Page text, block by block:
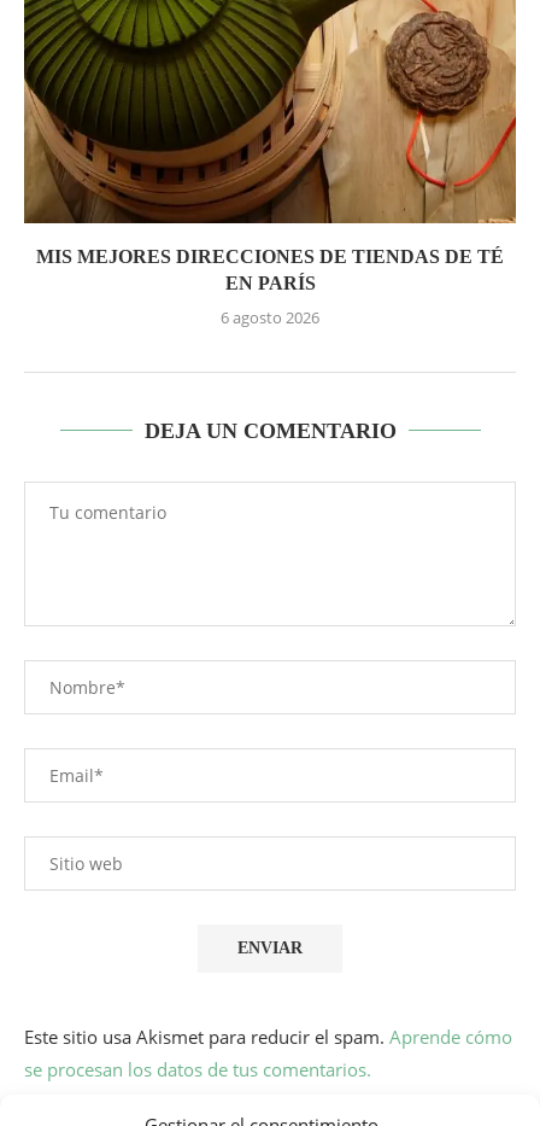
MIS MEJORES DIRECCIONES DE TIENDAS DE TÉ
EN PARÍS
6 agosto 2026
DEJA UN COMENTARIO
Este sitio usa Akismet para reducir el spam. Aprende cómo
se procesan los datos de tus comentarios.